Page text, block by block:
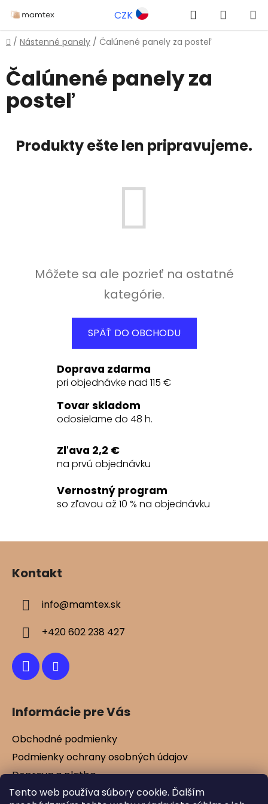
Tento web používa súbory cookie. Ďalším
na
obsah
CZK Hľadať
KOŠÍK
Domov
/ Nástenné panely / Čalúnené panely za posteľ
Čalúnené panely za
posteľ
Produkty ešte len pripravujeme.
Môžete sa ale pozrieť na ostatné
kategórie.
SPÄŤ DO OBCHODU
Doprava zdarma
pri objednávke nad 115 €
Tovar skladom
odosielame do 48 h.
Zľava 2,2 €
na prvú objednávku
Vernostný program
so zľavou až 10 % na objednávku
Z
Kontakt
info@mamtex.sk
+420 602 238 427
Informácie pre Vás
Obchodné podmienky
Podmienky ochrany osobných údajov
Doprava a platba
Kontakty